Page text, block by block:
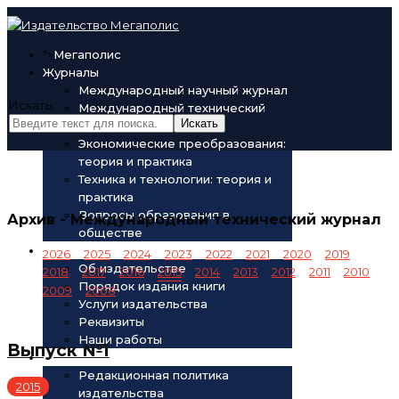
">Мегаполис
Журналы
Международный научный журнал
Международный технический
журнал
Экономические преобразования:
теория и практика
Техника и технологии: теория и
практика
Вопросы образования в
обществе
Об издательстве
Об издательстве
Порядок издания книги
Услуги издательства
Реквизиты
Наши работы
Редакционная политика
Редакционная политика
издательства
Искать...
Искать
Архив - Международный технический журнал
2026 2025 2024 2023 2022 2021 2020
2019
2018
2017 2016 2015 2014 2013 2012 2011
2010
2009
2008
Выпуск №1
2015